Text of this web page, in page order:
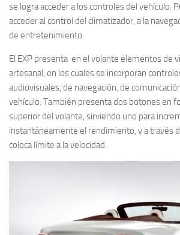
se logra acceder a los controles del vehículo.
acceder al control del climatizador, a la
de entretenimiento.
El EXP presenta en el volante elementos de
artesanal, en los cuales se incorporan
audiovisuales, de navegación, de
vehículo. También presenta dos botones en
superior del volante, sirviendo uno para
instantáneamente el rendimiento, y a través
coloca límite a la velocidad.